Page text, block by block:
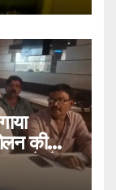
की
जाने से